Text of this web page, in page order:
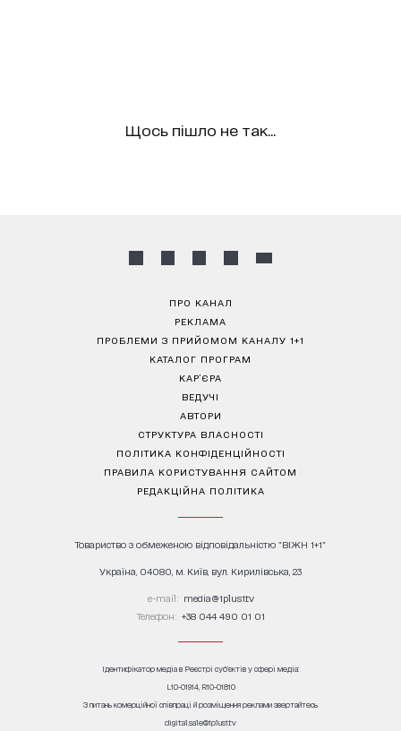
Щось пішло не так...
ПРО КАНАЛ
РЕКЛАМА
ПРОБЛЕМИ З ПРИЙОМОМ КАНАЛУ 1+1
КАТАЛОГ ПРОГРАМ
КАР’ЄРА
ВЕДУЧІ
АВТОРИ
СТРУКТУРА ВЛАСНОСТІ
ПОЛІТИКА КОНФІДЕНЦІЙНОСТІ
ПРАВИЛА КОРИСТУВАННЯ САЙТОМ
РЕДАКЦІЙНА ПОЛІТИКА
Товариство з обмеженою відповідальністю "ВІЖН 1+1"
Україна, 04080, м. Київ, вул. Кирилівська, 23
е-mail: media@1plus1.tv
Телефон: +38 044 490 01 01
Ідентифікатор медіа в Реєстрі суб’єктів у сфері медіа:
L10-01914, R10-01810
З питань комерційної співпраці й розміщення реклами звертайтесь
digital.sale@1plus1.tv